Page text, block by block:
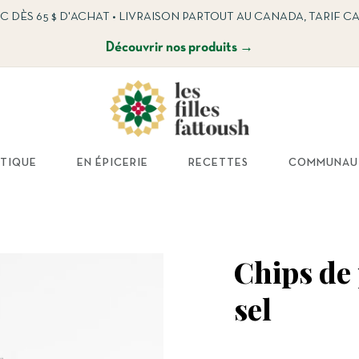
DÈS 65 $ D'ACHAT • LIVRAISON PARTOUT AU CANADA, TARIF
Découvrir nos produits →
EN ÉPICERIE RECETTES
Chips
sel